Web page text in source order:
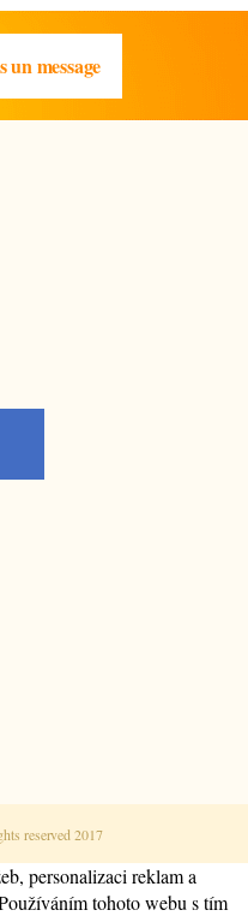
un message
reserved 2017
personalizaci reklam a
tohoto webu s tím